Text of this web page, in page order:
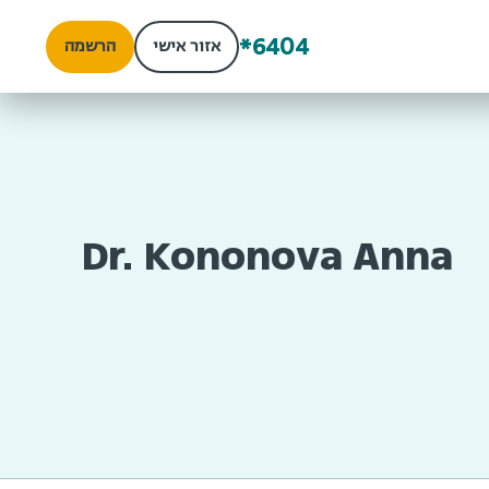
*6404 אזור אישי הרשמה
Dr. Kononova Anna